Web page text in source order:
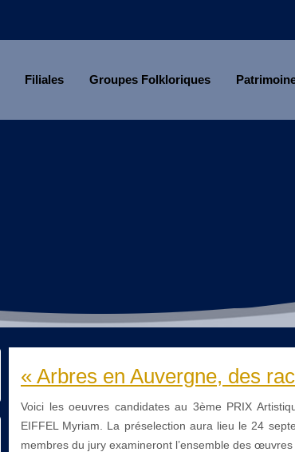
Filiales Groupes Folkloriques
« Arbres en Auvergne, des
Voici les oeuvres candidates au 3ème PRIX
EIFFEL Myriam. La préselection aura lieu le 24
membres du jury examineront l’ensemble des œuvres